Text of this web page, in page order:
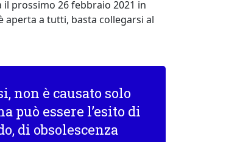
prossimo 26 febbraio 2021 in
aperta a tutti, basta collegarsi al
non è causato solo
può essere l’esito di
di obsolescenza